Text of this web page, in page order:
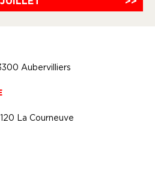
Aubervilliers
La Courneuve